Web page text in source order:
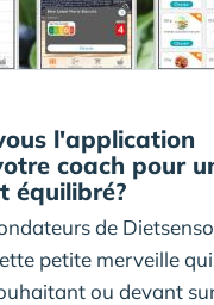
l'application
coach pour
équilibré?
de
petite merveille
ou devant